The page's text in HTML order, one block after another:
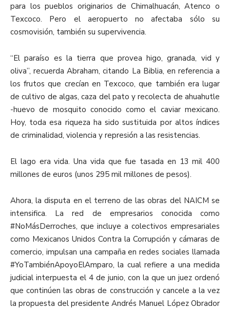
para los pueblos originarios de Chimalhuacán, Atenco o
Texcoco. Pero el aeropuerto no afectaba sólo su
cosmovisión, también su supervivencia.
“El paraíso es la tierra que provea higo, granada, vid y
oliva”, recuerda Abraham, citando La Biblia, en referencia a
los frutos que crecían en Texcoco, que también era lugar
de cultivo de algas, caza del pato y recolecta de ahuahutle
-huevo de mosquito conocido como el caviar mexicano.
Hoy, toda esa riqueza ha sido sustituida por altos índices
de criminalidad, violencia y represión a las resistencias.
El lago era vida. Una vida que fue tasada en 13 mil 400
millones de euros (unos 295 mil millones de pesos).
Ahora, la disputa en el terreno de las obras del NAICM se
intensifica. La red de empresarios conocida como
#NoMásDerroches, que incluye a colectivos empresariales
como Mexicanos Unidos Contra la Corrupción y cámaras de
comercio, impulsan una campaña en redes sociales llamada
#YoTambiénApoyoElAmparo, la cual refiere a una medida
judicial interpuesta el 4 de junio, con la que un juez ordenó
que continúen las obras de construcción y cancele a la vez
la propuesta del presidente Andrés Manuel López Obrador